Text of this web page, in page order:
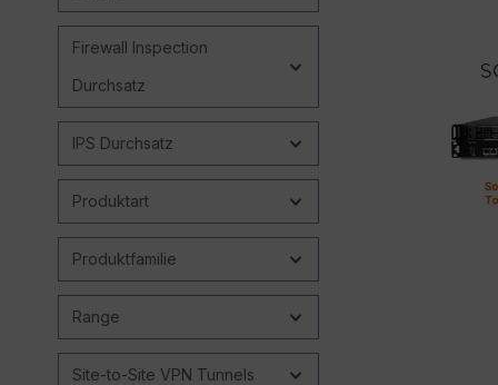
Firewall Inspection
Durchsatz
IPS Durchsatz
Produktart
Produktfamilie
Range
Site-to-Site VPN Tunnels